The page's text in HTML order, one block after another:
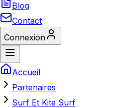
Blog
Contact
Connexion
Accueil
Partenaires
Surf Et Kite Surf